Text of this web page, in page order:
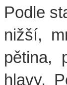
Podle
nižší,
pětina,
hlavy.